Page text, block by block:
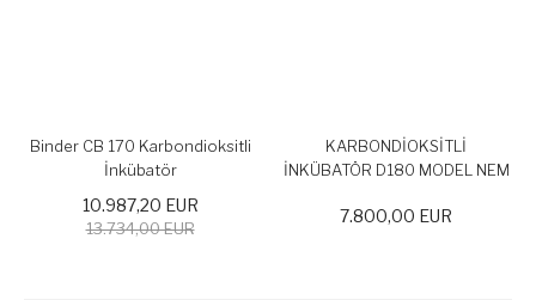
Binder CB 170 Karbondioksitli
İnkübatör
10.987,20 EUR
13.734,00 EUR
KARBONDİOKSİTLİ
İNKÜBATÖR D180 MODEL NEM
Science MARKA
7.800,00 EUR